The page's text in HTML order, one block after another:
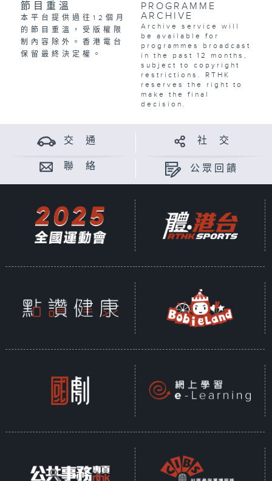
節目重溫
本平台提供過往12個月
的節目重溫，受版權限
制內容除外。香港電台
保留最終決定權。
PROGRAMME
ARCHIVE
Archive service will
be available for
programmes broadcast
in the past 12 months,
subject to copyright
restrictions. RTHK
reserves the right to
make the final
decision.
交 通 社 交
聯 絡 公眾回饋